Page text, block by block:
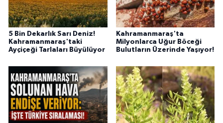
5 Bin Dekarlık Sarı Deniz!
Kahramanmaraş'taki
Ayçiçeği Tarlaları Büyülüyor
Kahramanmaraş'ta
Milyonlarca Uğur Böceği
Bulutların Üzerinde Yaşıyor!
ÇEVRE
BİLİM VE TEKNOLOJİ
YARIŞMALAR
TANITIM
HABERDE İNSAN